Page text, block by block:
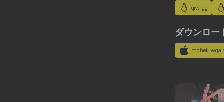
qiwi.gg
ダウンロー